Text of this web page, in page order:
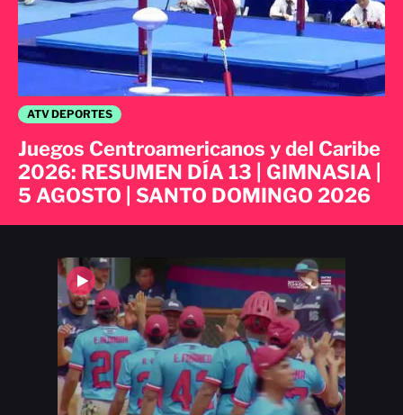
ATV DEPORTES
Juegos Centroamericanos y del Caribe
2026: RESUMEN DÍA 13 | GIMNASIA |
5 AGOSTO | SANTO DOMINGO 2026